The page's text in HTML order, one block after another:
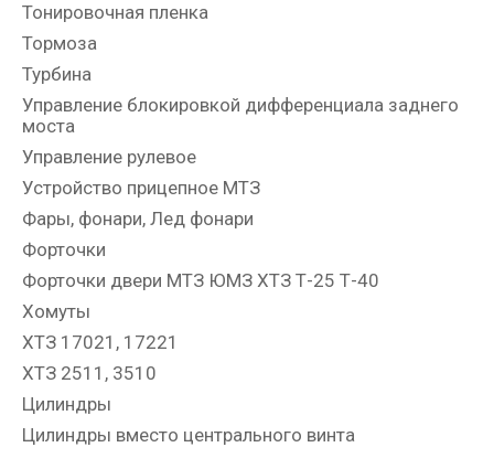
Тонировочная пленка
Тормоза
Турбина
Управление блокировкой дифференциала заднего
моста
Управление рулевое
Устройство прицепное МТЗ
Фары, фонари, Лед фонари
Форточки
Форточки двери МТЗ ЮМЗ ХТЗ Т-25 Т-40
Хомуты
ХТЗ 17021, 17221
ХТЗ 2511, 3510
Цилиндры
Цилиндры вместо центрального винта